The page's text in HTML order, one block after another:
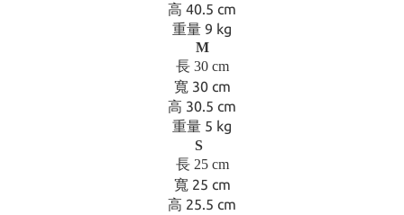
高 40.5 cm
重量 9 kg
M
長 30 cm
寬 30 cm
高 30.5 cm
重量 5 kg
S
長 25 cm
寬 25 cm
高 25.5 cm